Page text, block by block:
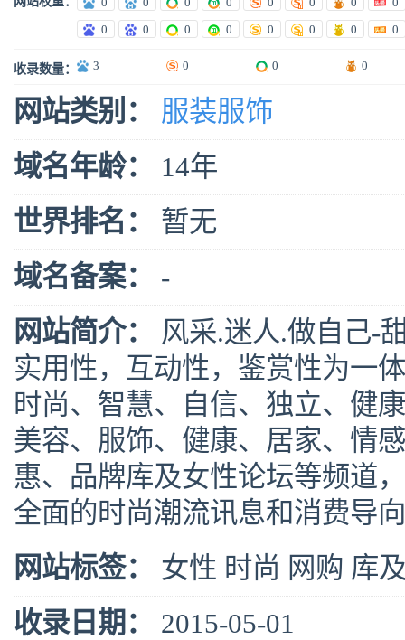
0
0 0 0 0 0 0 0
收录数量： 3 0 0 0
网站类别：
服装服饰
域名年龄：
14年
世界排名：
暂无
域名备案：
-
网站简介：
风采.迷人.做自己-
实用性，互动性，鉴赏性为一
时尚、智慧、自信、独立、健
美容、服饰、健康、居家、情
惠、品牌库及女性论坛等频道
全面的时尚潮流讯息和消费导向
网站标签：
女性 时尚 网购 库
收录日期：
2015-05-01